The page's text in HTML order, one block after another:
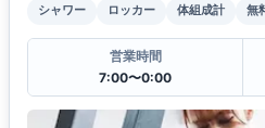
シャワー
ロッカー 体組成計 無
営業時間
7:00〜0:00